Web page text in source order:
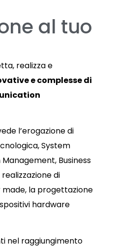
al tuo
realizza e
e complesse di
l’erogazione di
System
Business
di
la progettazione
hardware
nel raggiungimento